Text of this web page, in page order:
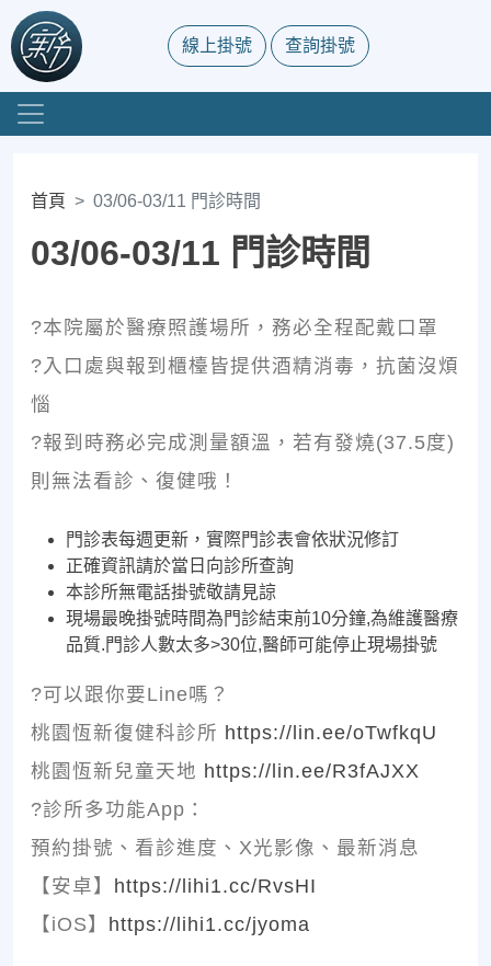
線上掛號 查詢掛號
首頁 03/06-03/11 門診時間
03/06-03/11 門診時間
?本院屬於醫療照護場所，務必全程配戴口罩
?入口處與報到櫃檯皆提供酒精消毒，抗菌沒煩
惱
?報到時務必完成測量額溫，若有發燒(37.5度)
則無法看診、復健哦！
門診表每週更新，實際門診表會依狀況修訂
正確資訊請於當日向診所查詢
本診所無電話掛號敬請見諒
現場最晚掛號時間為門診結束前10分鐘,為維護醫療
品質.門診人數太多>30位,醫師可能停止現場掛號
?可以跟你要Line嗎？
桃園恆新復健科診所 https://lin.ee/oTwfkqU
桃園恆新兒童天地 https://lin.ee/R3fAJXX
?診所多功能App：
預約掛號、看診進度、X光影像、最新消息
【安卓】 https://lihi1.cc/RvsHI
【iOS】 https://lihi1.cc/jyoma